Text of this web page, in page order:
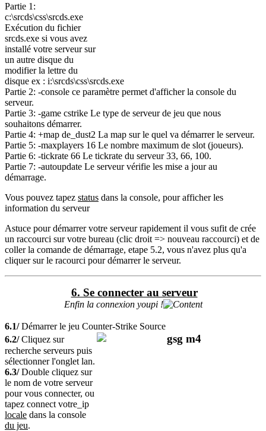
Partie 1:
c:\srcds\css\srcds.exe
Exécution du fichier
srcds.exe si vous avez
installé votre serveur sur
un autre disque du
modifier la lettre du
disque ex : i:\srcds\css\srcds.exe
Partie 2: -console ce paramètre permet d'afficher la console du
serveur.
Partie 3: -game cstrike Le type de serveur de jeu que nous
souhaitons démarrer.
Partie 4: +map de_dust2 La map sur le quel va démarrer le serveur.
Partie 5: -maxplayers 16 Le nombre maximum de slot (joueurs).
Partie 6: -tickrate 66 Le tickrate du serveur 33, 66, 100.
Partie 7: -autoupdate Le serveur vérifie les mise a jour au
démarrage.
Vous pouvez tapez status dans la console, pour afficher les
information du serveur
Astuce pour démarrer votre serveur rapidement il vous sufit de crée
un raccourci sur votre bureau (clic droit => nouveau raccourci) et de
coller la comande de démarrage, etape 5.2, vous n'avez plus qu'a
cliquer sur le racourci pour démarrer le serveur.
6. Se connecter au serveur
Enfin la connexion youpi !
6.1/Démarrer le jeu Counter-Strike Source
6.2/Cliquez sur
recherche serveurs puis
sélectionner l'onglet lan.
6.3/Double cliquez sur
le nom de votre serveur
pour vous connecter, ou
tapez connect votre_ip
locale dans la console
du jeu.